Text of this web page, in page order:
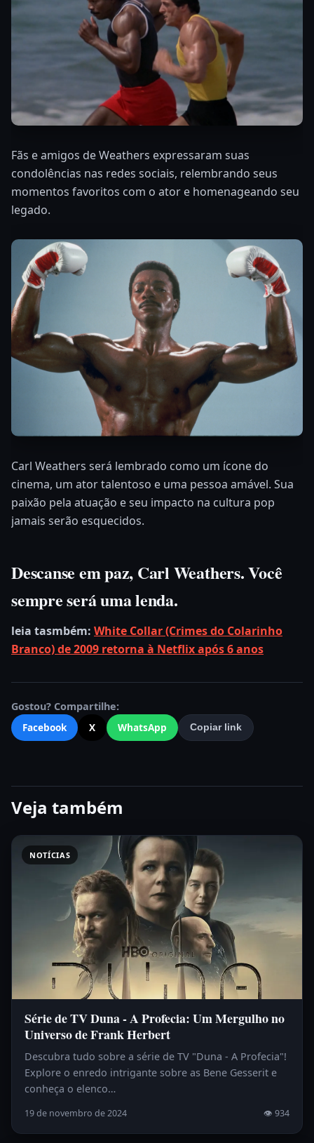
Fãs e amigos de Weathers expressaram suas
condolências nas redes sociais, relembrando seus
momentos favoritos com o ator e homenageando seu
legado.
Carl Weathers será lembrado como um ícone do
cinema, um ator talentoso e uma pessoa amável. Sua
paixão pela atuação e seu impacto na cultura pop
jamais serão esquecidos.
Descanse em paz, Carl Weathers. Você
sempre será uma lenda.
leia tasmbém: White Collar (Crimes do Colarinho
Branco) de 2009 retorna à Netflix após 6 anos
Gostou? Compartilhe:
Facebook
X WhatsApp Copiar link
Veja também
NOTÍCIAS
Série de TV Duna - A Profecia: Um Mergulho no
Universo de Frank Herbert
Descubra tudo sobre a série de TV "Duna - A Profecia"!
Explore o enredo intrigante sobre as Bene Gesserit e
conheça o elenco…
19 de novembro de 2024 👁 934